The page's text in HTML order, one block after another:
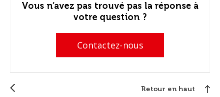
Vous n’avez pas trouvé pas la réponse à
votre question ?
Contactez-nous
Retour en haut